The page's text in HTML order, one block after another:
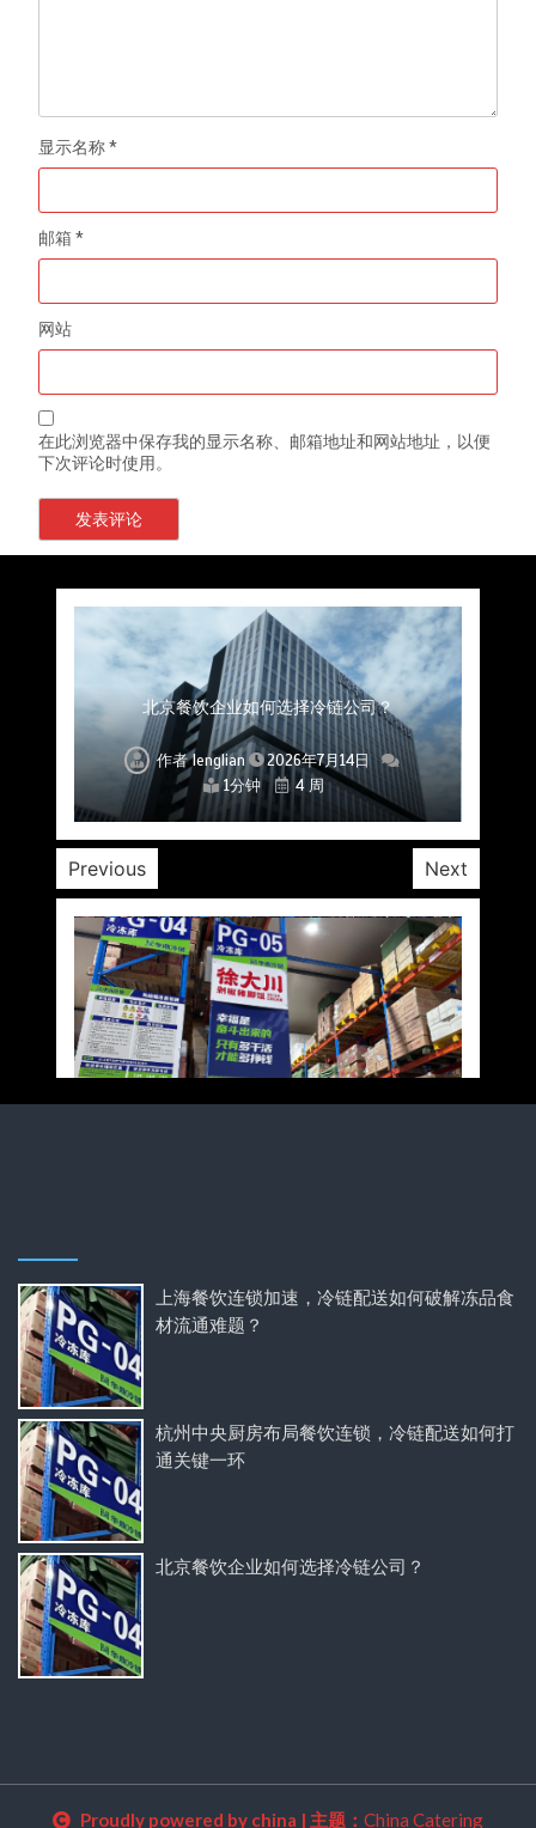
显示名称*
邮箱*
网站
在此浏览器中保存我的显示名称、邮箱地址和网站地址，以便
下次评论时使用。
上海餐饮连锁加速，冷链配送如何破解冻品食材
流通难题？
作者lenglian
2026年7月14日
1分钟
4 周
杭州中央厨房布局餐饮连锁，冷链配送如何打通
关键一环
作者lenglian
2026年7月14日
1分钟
4 周
北京餐饮企业如何选择冷链公司？
作者lenglian
2026年7月14日
1分钟
4 周
深圳冷链物流如何护航餐饮连锁？冻品食材流通
全解析
作者lenglian
2026年7月14日
1分钟
4 周
北京餐饮仓配一体化的核心价值与落地实践解析
作者lenglian
2026年7月14日
1分钟
4 周
武汉冻品配送三要素：控温、时效、低成本如何
兼得？
作者lenglian
2026年7月14日
1分钟
4 周
重庆冷链布局解冻食材运输密码，餐饮连锁如何
稳控品质？
作者lenglian
2026年7月14日
1分钟
4 周
Previous Next
上海餐饮连锁加速，冷链配送如何破解冻品食
材流通难题？
杭州中央厨房布局餐饮连锁，冷链配送如何打
通关键一环
北京餐饮企业如何选择冷链公司？
Proudly powered by china | 主题： China Catering